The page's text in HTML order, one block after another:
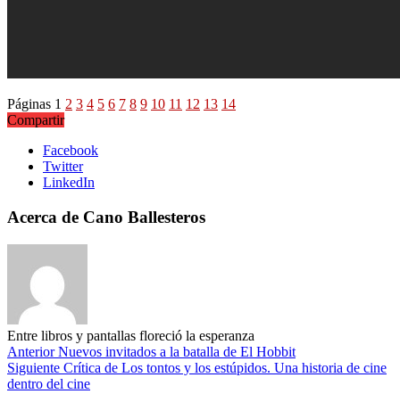
Páginas 1 2 3 4 5 6 7 8 9 10 11 12 13 14
Compartir
Facebook
Twitter
LinkedIn
Acerca de Cano Ballesteros
Entre libros y pantallas floreció la esperanza
AnteriorNuevos invitados a la batalla de El Hobbit
Siguiente Crítica de Los tontos y los estúpidos. Una historia de cine
dentro del cine